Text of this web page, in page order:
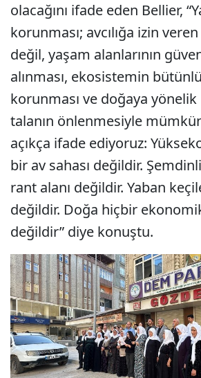
olacağını ifade eden Bellier,
korunması; avcılığa izin
değil, yaşam alanlarının
alınması, ekosistemin
korunması ve doğaya
talanın önlenmesiyle
açıkça ifade ediyoruz:
bir av sahası değildir.
rant alanı değildir. Yaban
değildir. Doğa hiçbir
değildir” diye konuştu.